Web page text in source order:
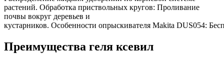
растений. Обработка приствольных кругов: Проливание
почвы вокруг деревьев и
кустарников. Особенности опрыскивателя Makita DUS054:
Преимущества геля ксевил